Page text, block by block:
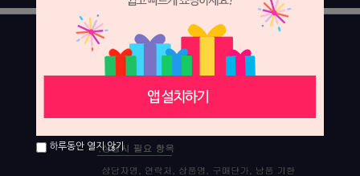
하루동안 열지 않기